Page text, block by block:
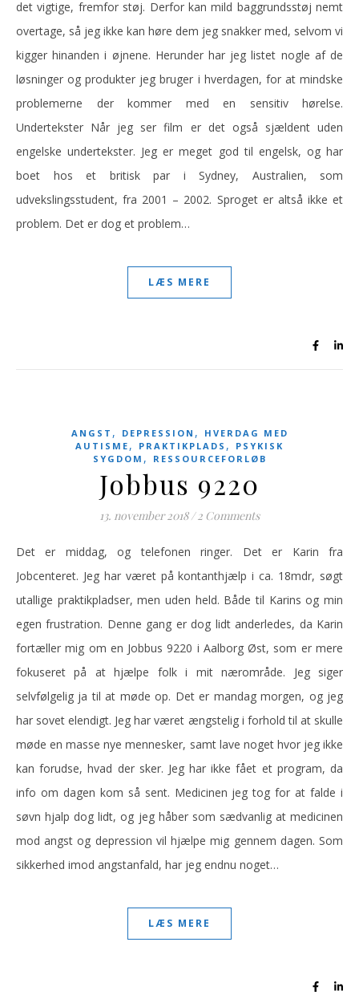
det vigtige, fremfor støj. Derfor kan mild baggrundsstøj nemt
overtage, så jeg ikke kan høre dem jeg snakker med, selvom vi
kigger hinanden i øjnene. Herunder har jeg listet nogle af de
løsninger og produkter jeg bruger i hverdagen, for at mindske
problemerne der kommer med en sensitiv hørelse.
Undertekster Når jeg ser film er det også sjældent uden
engelske undertekster. Jeg er meget god til engelsk, og har
boet hos et britisk par i Sydney, Australien, som
udvekslingsstudent, fra 2001 – 2002. Sproget er altså ikke et
problem. Det er dog et problem…
LÆS MERE
ANGST , DEPRESSION ,
HVERDAG MED
AUTISME , PRAKTIKPLADS ,
PSYKISK
SYGDOM , RESSOURCEFORLØB
Jobbus 9220
13. november 2018 / 2 Comments
Det er middag, og telefonen ringer. Det er Karin fra
Jobcenteret. Jeg har været på kontanthjælp i ca. 18mdr, søgt
utallige praktikpladser, men uden held. Både til Karins og min
egen frustration. Denne gang er dog lidt anderledes, da Karin
fortæller mig om en Jobbus 9220 i Aalborg Øst, som er mere
fokuseret på at hjælpe folk i mit nærområde. Jeg siger
selvfølgelig ja til at møde op. Det er mandag morgen, og jeg
har sovet elendigt. Jeg har været ængstelig i forhold til at skulle
møde en masse nye mennesker, samt lave noget hvor jeg ikke
kan forudse, hvad der sker. Jeg har ikke fået et program, da
info om dagen kom så sent. Medicinen jeg tog for at falde i
søvn hjalp dog lidt, og jeg håber som sædvanlig at medicinen
mod angst og depression vil hjælpe mig gennem dagen. Som
sikkerhed imod angstanfald, har jeg endnu noget…
LÆS MERE